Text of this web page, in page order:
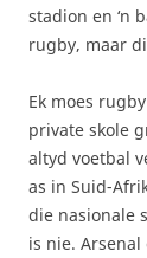
stadion en ‘n
rugby, maar
Ek moes
private skole
altyd voetbal
as in Suid-
die nasionale
is nie.